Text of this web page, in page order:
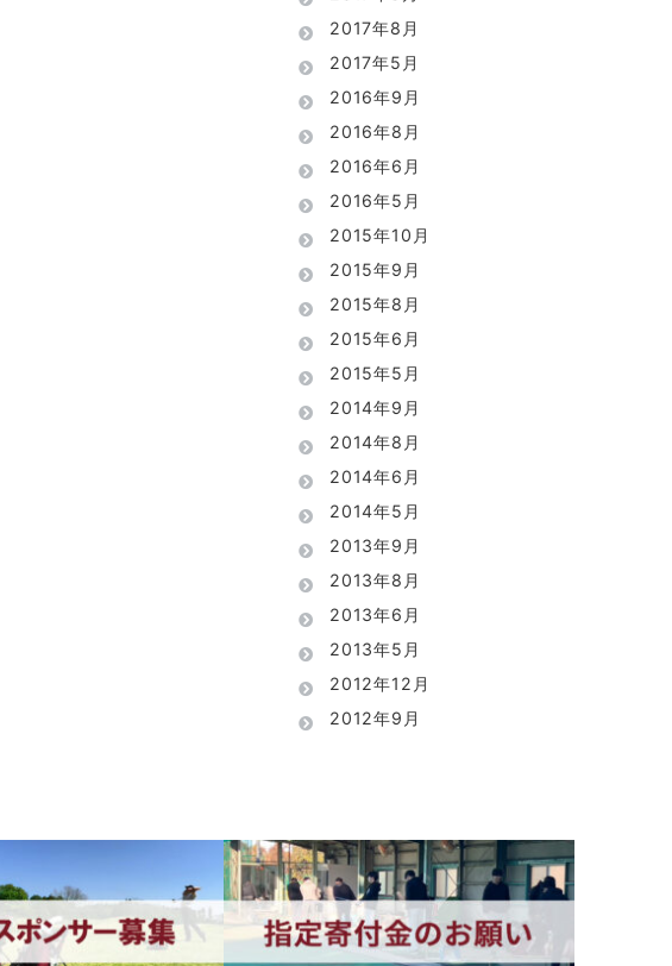
2017年8月
2017年5月
2016年9月
2016年8月
2016年6月
2016年5月
2015年10月
2015年9月
2015年8月
2015年6月
2015年5月
2014年9月
2014年8月
2014年6月
2014年5月
2013年9月
2013年8月
2013年6月
2013年5月
2012年12月
2012年9月